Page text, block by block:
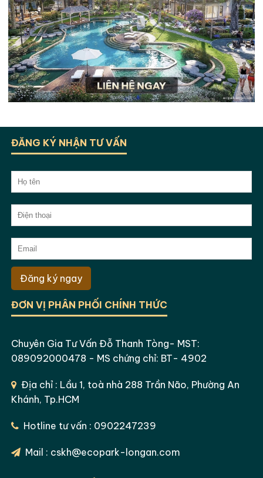
ĐĂNG KÝ NHẬN TƯ VẤN
Đăng ký ngay
ĐƠN VỊ PHÂN PHỐI CHÍNH THỨC
Chuyên Gia Tư Vấn Đỗ Thanh Tòng- MST:
089092000478 - MS chứng chỉ: BT- 4902
Địa chỉ : Lầu 1, toà nhà 288 Trần Não, Phường An
Khánh, Tp.HCM
Hotline tư vấn : 0902247239
Mail : cskh@ecopark-longan.com